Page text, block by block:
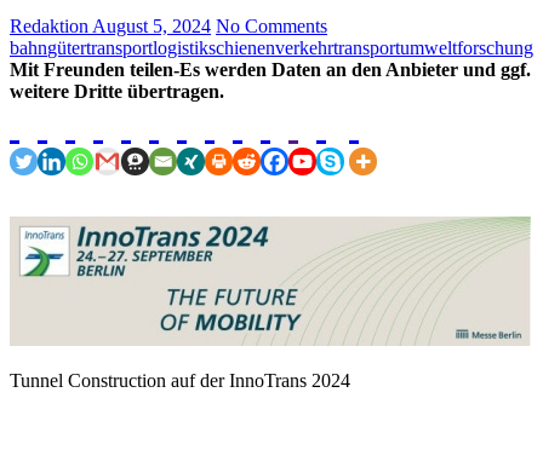
Redaktion August 5, 2024 No Comments
bahngütertransportlogistikschienenverkehrtransportumweltforschung
Mit Freunden teilen-Es werden Daten an den Anbieter und ggf.
weitere Dritte übertragen.
Tunnel Construction auf der InnoTrans 2024